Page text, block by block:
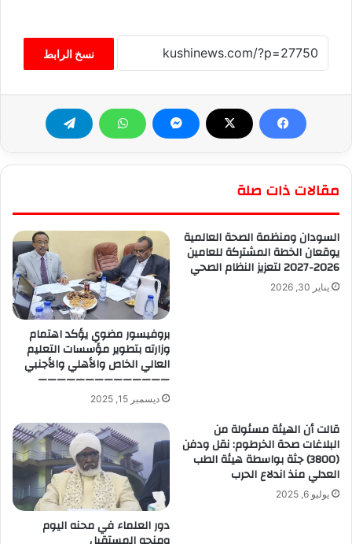
نسخ الرابط
مقالات ذات صلة
السودان ومنظمة الصحة العالمية
يوقعان الخطة المشتركة للعامين
2026-2027 لتعزيز النظام الصحي
يناير 30, 2026
بروفيسور مضوي يؤكد اهتمام
وزارته بتطوير مؤسسات التعليم
العالي الخاص والأهلي والأجنبي
——————————————
ديسمبر 15, 2025
قالت أن الهيئة مسئولة من
البلاغات صحة الخرطوم: نقل ودفن
(3800) جثة بواسطة هيئة الطب
العدلي منذ اندلاع الحرب
يوليو 6, 2025
دور العلماء في محنه اليوم